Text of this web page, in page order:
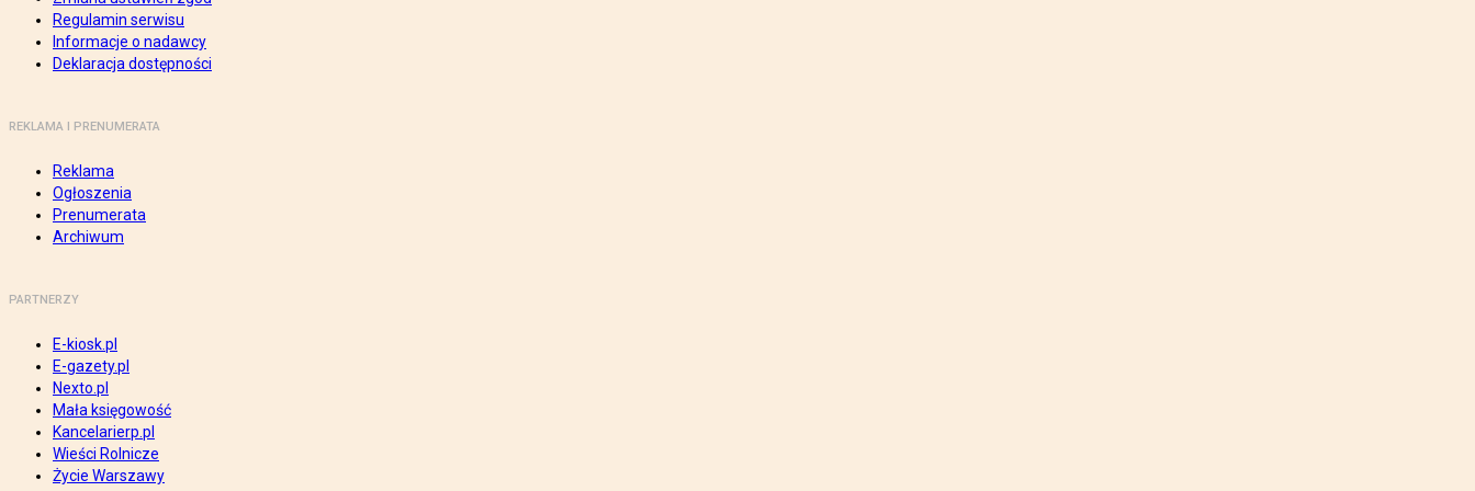
Regulamin serwisu
Informacje o nadawcy
Deklaracja dostępności
REKLAMA I PRENUMERATA
Reklama
Ogłoszenia
Prenumerata
Archiwum
PARTNERZY
E-kiosk.pl
E-gazety.pl
Nexto.pl
Mała księgowość
Kancelarierp.pl
Wieści Rolnicze
Życie Warszawy